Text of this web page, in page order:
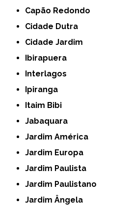
Capão Redondo
Cidade Dutra
Cidade Jardim
Ibirapuera
Interlagos
Ipiranga
Itaim Bibi
Jabaquara
Jardim América
Jardim Europa
Jardim Paulista
Jardim Paulistano
Jardim Ângela